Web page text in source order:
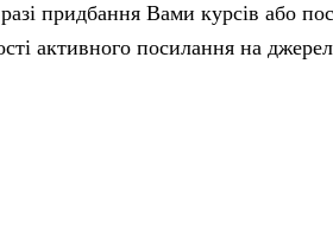
придбання Вами курсів або
активного посилання на